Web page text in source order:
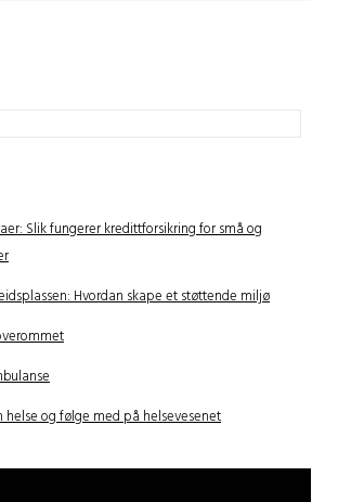
Slik fungerer kredittforsikring for små og
Hvordan skape et støttende miljø
helse og følge med på helsevesenet